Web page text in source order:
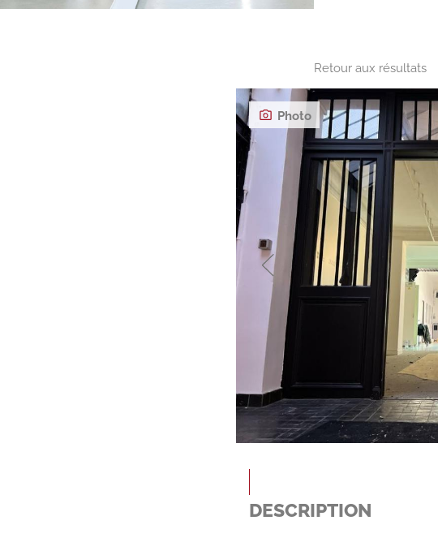
Retour aux résultats
Photo
DESCRIPTION